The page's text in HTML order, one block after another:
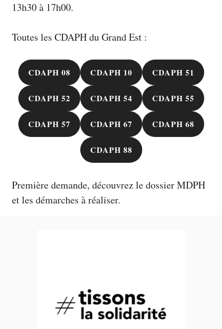
13h30 à 17h00.
Toutes les CDAPH du Grand Est :
CDAPH 08 CDAPH 10 CDAPH 51
CDAPH 52 CDAPH 54 CDAPH 55
CDAPH 57 CDAPH 67 CDAPH 68
CDAPH 88
Première demande, découvrez ledossier MDPH
et les démarches à réaliser.